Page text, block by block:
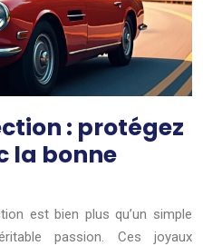
: protégez
la bonne
est bien plus qu’un simple
passion. Ces joyaux